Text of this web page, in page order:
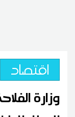
اقتصاد
وزارة